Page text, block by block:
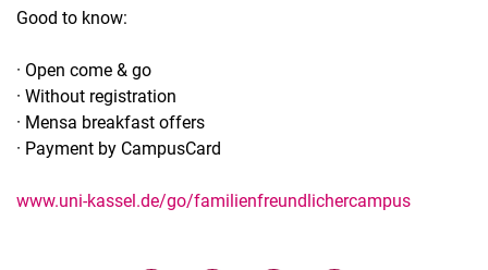
Good to know:
· Open come & go
· Without registration
· Mensa breakfast offers
· Payment by CampusCard
www.uni-kassel.de/go/familienfreundlichercampus